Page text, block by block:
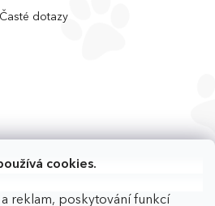
cookies.
reklam, poskytování funkcí
Časté dotazy